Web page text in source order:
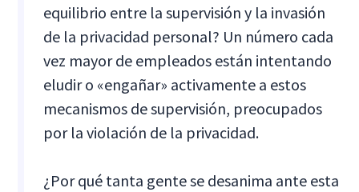
equilibrio entre la supervisión y la invasión
de la privacidad personal? Un número cada
vez mayor de empleados están intentando
eludir o «engañar» activamente a estos
mecanismos de supervisión, preocupados
por la violación de la privacidad.
¿Por qué tanta gente se desanima ante esta